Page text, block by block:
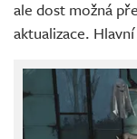
ale dost možná
aktualizace.